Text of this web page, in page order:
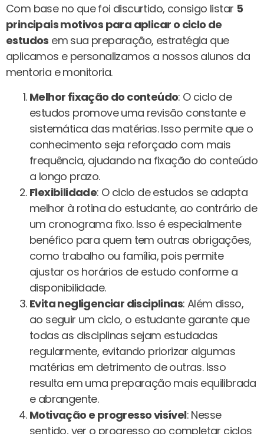
Com base no que foi discurtido, consigo listar 5
principais motivos para aplicar o ciclo de
estudos em sua preparação, estratégia que
aplicamos e personalizamos a nossos alunos da
mentoria e monitoria.
Melhor fixação do conteúdo: O ciclo de
estudos promove uma revisão constante e
sistemática das matérias. Isso permite que o
conhecimento seja reforçado com mais
frequência, ajudando na fixação do conteúdo
a longo prazo.
Flexibilidade: O ciclo de estudos se adapta
melhor à rotina do estudante, ao contrário de
um cronograma fixo. Isso é especialmente
benéfico para quem tem outras obrigações,
como trabalho ou família, pois permite
ajustar os horários de estudo conforme a
disponibilidade​.
Evita negligenciar disciplinas: Além disso,
ao seguir um ciclo, o estudante garante que
todas as disciplinas sejam estudadas
regularmente, evitando priorizar algumas
matérias em detrimento de outras. Isso
resulta em uma preparação mais equilibrada
e abrangente.
Motivação e progresso visível: Nesse
sentido, ver o progresso ao completar ciclos